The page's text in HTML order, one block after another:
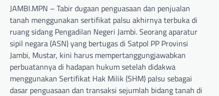
JAMBI.MPN – Tabir dugaan penguasaan dan penjualan
tanah menggunakan sertifikat palsu akhirnya terbuka di
ruang sidang Pengadilan Negeri Jambi. Seorang aparatur
sipil negara (ASN) yang bertugas di Satpol PP Provinsi
Jambi, Mustar, kini harus mempertanggungjawabkan
perbuatannya di hadapan hukum setelah didakwa
menggunakan Sertifikat Hak Milik (SHM) palsu sebagai
dasar penguasaan dan transaksi sejumlah bidang tanah di